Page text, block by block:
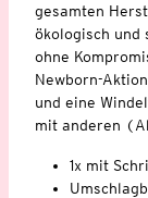
gesamten
ökologisch und
ohne
Newborn-
und eine
mit anderen
1x mit